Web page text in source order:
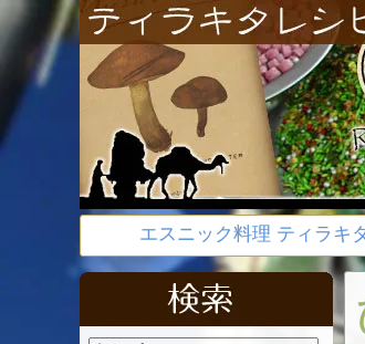
エスニック料理 ティラキ